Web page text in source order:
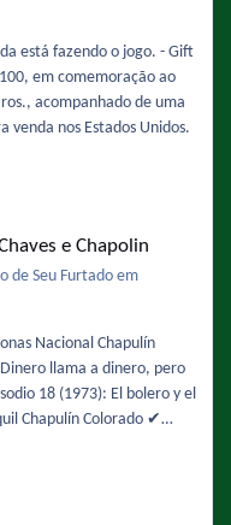
fazendo o jogo. - Gift
em comemoração ao
acompanhado de uma
venda nos Estados Unidos.
e Chapolin
de Seu Furtado em
con los chapulines! El